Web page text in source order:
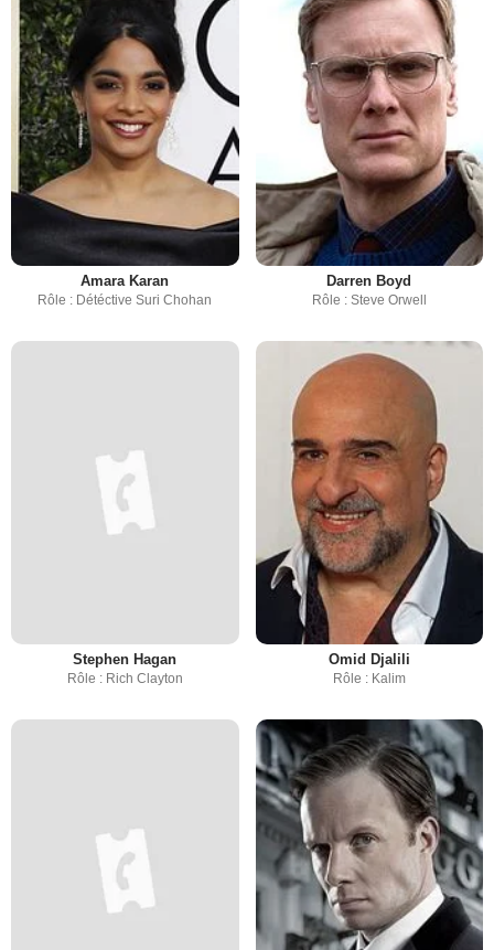
Amara Karan
Rôle : Détéctive Suri Chohan
Darren Boyd
Rôle : Steve Orwell
Stephen Hagan
Rôle : Rich Clayton
Omid Djalili
Rôle : Kalim